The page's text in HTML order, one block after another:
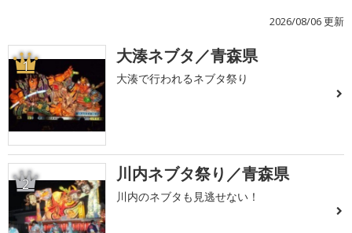
2026/08/06 更新
1 大湊ネブタ／青森県
大湊で行われるネブタ祭り
2 川内ネブタ祭り／青森県
川内のネブタも見逃せない！